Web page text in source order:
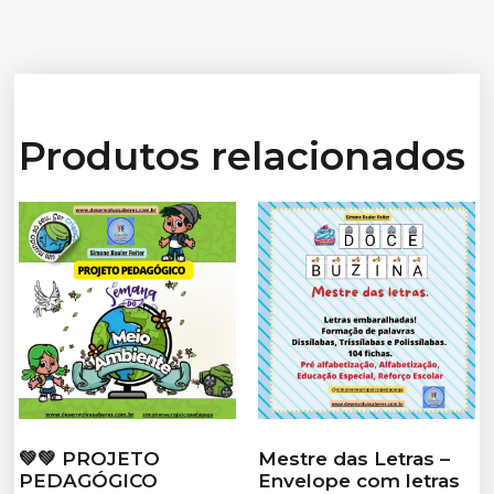
Produtos relacionados
💚💚 PROJETO
PEDAGÓGICO
Mestre das Letras –
Envelope com letras